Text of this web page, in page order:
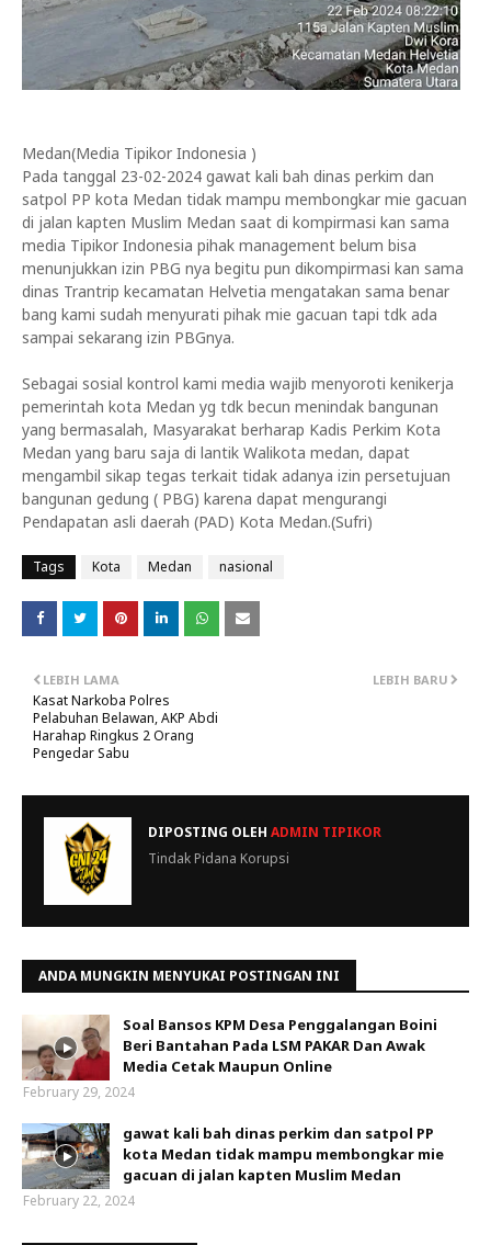
Medan(Media Tipikor Indonesia )
Pada tanggal 23-02-2024 gawat kali bah dinas perkim dan
satpol PP kota Medan tidak mampu membongkar mie gacuan
di jalan kapten Muslim Medan saat di kompirmasi kan sama
media Tipikor Indonesia pihak management belum bisa
menunjukkan izin PBG nya begitu pun dikompirmasi kan sama
dinas Trantrip kecamatan Helvetia mengatakan sama benar
bang kami sudah menyurati pihak mie gacuan tapi tdk ada
sampai sekarang izin PBGnya.
Sebagai sosial kontrol kami media wajib menyoroti kenikerja
pemerintah kota Medan yg tdk becun menindak bangunan
yang bermasalah, Masyarakat berharap Kadis Perkim Kota
Medan yang baru saja di lantik Walikota medan, dapat
mengambil sikap tegas terkait tidak adanya izin persetujuan
bangunan gedung ( PBG) karena dapat mengurangi
Pendapatan asli daerah (PAD) Kota Medan.(Sufri)
Tags Kota Medan nasional
LEBIH BARU
LEBIH LAMA
Kasat Narkoba Polres
Pelabuhan Belawan, AKP Abdi
Harahap Ringkus 2 Orang
Pengedar Sabu
DIPOSTING OLEH ADMIN TIPIKOR
Tindak Pidana Korupsi
ANDA MUNGKIN MENYUKAI POSTINGAN INI
Soal Bansos KPM Desa Penggalangan Boini
Beri Bantahan Pada LSM PAKAR Dan Awak
Media Cetak Maupun Online
February 29, 2024
gawat kali bah dinas perkim dan satpol PP
kota Medan tidak mampu membongkar mie
gacuan di jalan kapten Muslim Medan
February 22, 2024